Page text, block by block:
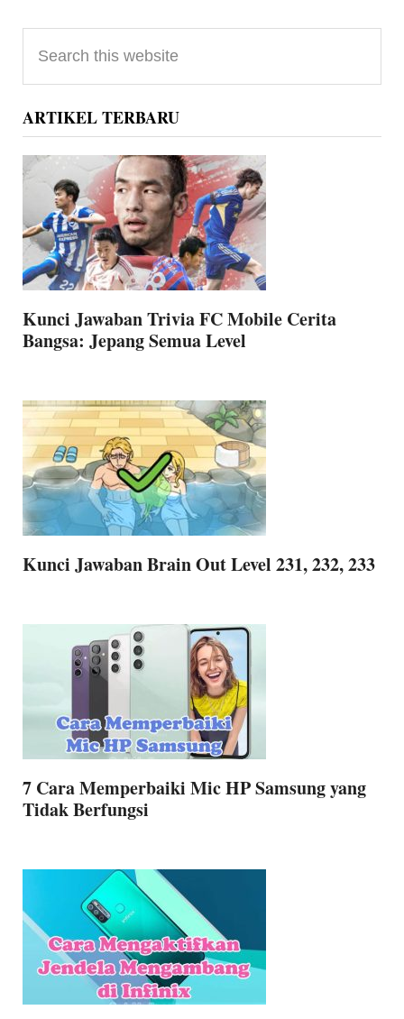
Primary
Sidebar
this
website
ARTIKEL TERBARU
Kunci Jawaban Trivia FC Mobile Cerita
Bangsa: Jepang Semua Level
Kunci Jawaban Brain Out Level 231, 232, 233
7 Cara Memperbaiki Mic HP Samsung yang
Tidak Berfungsi